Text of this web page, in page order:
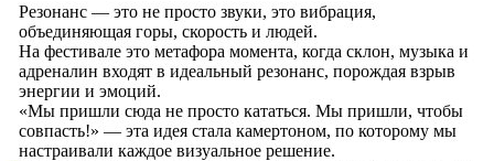
Резонанс — это не просто звуки, это вибрация,
объединяющая горы, скорость и людей.
На фестивале это метафора момента, когда склон, музыка и
адреналин входят в идеальный резонанс, порождая взрыв
энергии и эмоций.
«Мы пришли сюда не просто кататься. Мы пришли, чтобы
совпасть!» — эта идея стала камертоном, по которому мы
настраивали каждое визуальное решение.